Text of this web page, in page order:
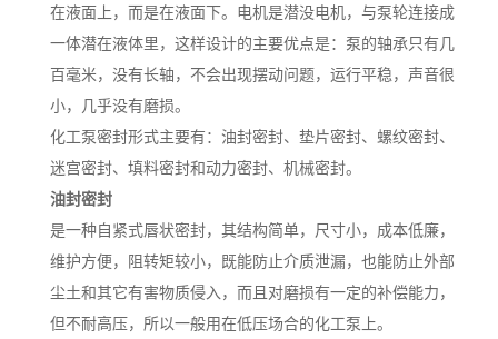
在液面上，而是在液面下。电机是潜没电机，与泵轮连接成
一体潜在液体里，这样设计的主要优点是：泵的轴承只有几
百毫米，没有长轴，不会出现摆动问题，运行平稳，声音很
小，几乎没有磨损。
化工泵密封形式主要有：油封密封、垫片密封、螺纹密封、
迷宫密封、填料密封和动力密封、机械密封。
油封密封
是一种自紧式唇状密封，其结构简单，尺寸小，成本低廉，
维护方便，阻转矩较小，既能防止介质泄漏，也能防止外部
尘土和其它有害物质侵入，而且对磨损有一定的补偿能力，
但不耐高压，所以一般用在低压场合的化工泵上。